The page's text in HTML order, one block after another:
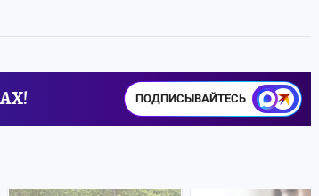
ПОДПИСЫВАЙТЕСЬ